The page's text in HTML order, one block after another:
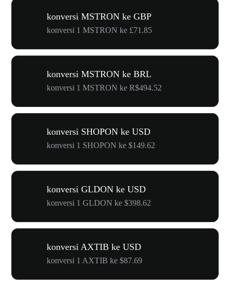
konversi MSTRON ke GBP
konversi 1 MSTRON ke £71.85
konversi MSTRON ke BRL
konversi 1 MSTRON ke R$494.52
konversi SHOPON ke USD
konversi 1 SHOPON ke $149.62
konversi GLDON ke USD
konversi 1 GLDON ke $398.62
konversi AXTIB ke USD
konversi 1 AXTIB ke $87.69